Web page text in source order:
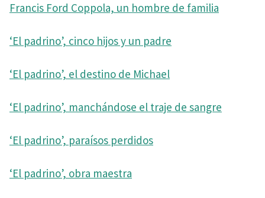
Francis Ford Coppola, un hombre de familia
‘El padrino’, cinco hijos y un padre
‘El padrino’, el destino de Michael
‘El padrino’, manchándose el traje de sangre
‘El padrino’, paraísos perdidos
‘El padrino’, obra maestra